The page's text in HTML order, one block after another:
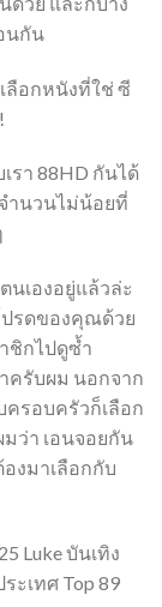
นกัน
ลือกหนังที่ใช่ ซี
า 88HD กันได้
ำนวนไม่น้อยที่
เองอยู่แล้วล่ะ
ปรดของคุณด้วย
ชิกไปดูซ้ำ
ครับผม นอกจาก
รอบครัวก็เลือก
ว่า เอนจอยกัน
งมาเลือกกับ
Luke บันเทิง
ะเทศ Top 89